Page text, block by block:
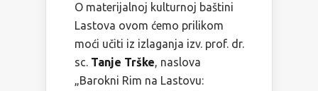
O materijalnoj kulturnoj baštini
Lastova ovom ćemo prilikom
moći učiti iz izlaganja izv. prof. dr.
sc. Tanje Trške, naslova
„Barokni Rim na Lastovu: